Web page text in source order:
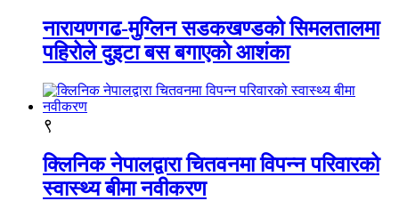
नारायणगढ-मुग्लिन सडकखण्डको सिमलतालमा
पहिरोले दुइटा बस बगाएको आशंका
९
क्लिनिक नेपालद्वारा चितवनमा विपन्न परिवारको
स्वास्थ्य बीमा नवीकरण